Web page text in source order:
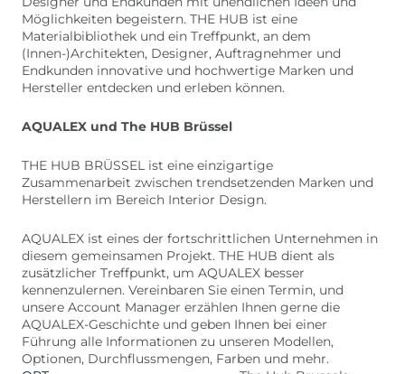
Möglichkeiten begeistern. THE HUB ist eine
Materialbibliothek und ein Treffpunkt, an dem
(Innen-)Architekten, Designer, Auftragnehmer und
Endkunden innovative und hochwertige Marken und
Hersteller entdecken und erleben können.
AQUALEX und The HUB Brüssel
THE HUB BRÜSSEL ist eine einzigartige
Zusammenarbeit zwischen trendsetzenden Marken und
Herstellern im Bereich Interior Design.
AQUALEX ist eines der fortschrittlichen Unternehmen in
diesem gemeinsamen Projekt. THE HUB dient als
zusätzlicher Treffpunkt, um AQUALEX besser
kennenzulernen. Vereinbaren Sie einen Termin, und
unsere Account Manager erzählen Ihnen gerne die
AQUALEX-Geschichte und geben Ihnen bei einer
Führung alle Informationen zu unseren Modellen,
Optionen, Durchflussmengen, Farben und mehr.